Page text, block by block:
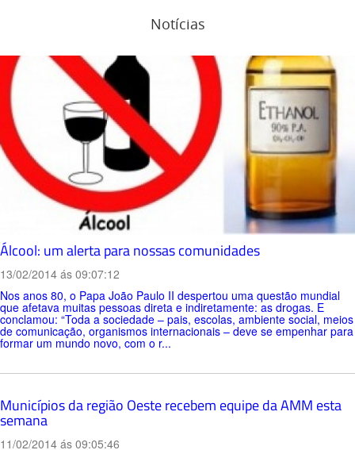
Notícias
Álcool: um alerta para nossas comunidades
13/02/2014 ás 09:07:12
Nos anos 80, o Papa João Paulo II despertou uma questão mundial
que afetava muitas pessoas direta e indiretamente: as drogas. E
conclamou: “Toda a sociedade – pais, escolas, ambiente social, meios
de comunicação, organismos internacionais – deve se empenhar para
formar um mundo novo, com o r...
Municípios da região Oeste recebem equipe da AMM esta
semana
11/02/2014 ás 09:05:46